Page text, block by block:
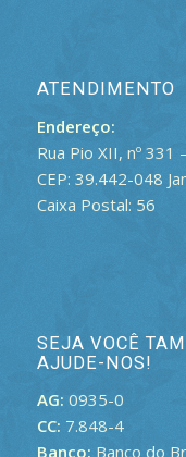
ATENDIMENTO
Endereço:
Rua Pio XII, nº 331
CEP: 39.442-048
Caixa Postal: 56
SEJA VOCÊ
AJUDE-NOS!
AG: 0935-0
CC: 7.848-4
Banco: Banco do